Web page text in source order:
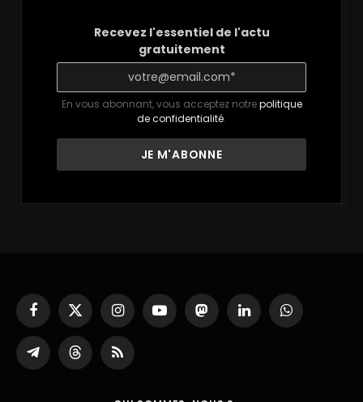
Recevez l'essentiel de l'actu
gratuitement
En vous abonnant, vous acceptez notrepolitique
de confidentialité.
Facebook
X
(Twitter)
InstagramYouTubeMastodonLinkedInWhatsApp
Partager
sur
ThreadsRSS